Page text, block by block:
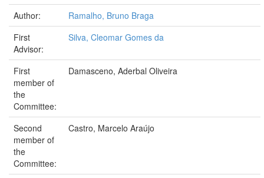
Author:
Ramalho, Bruno Braga
First
Advisor:
Silva, Cleomar Gomes da
First
member of
the
Committee:
Damasceno, Aderbal Oliveira
Second
member of
the
Committee:
Castro, Marcelo Araújo